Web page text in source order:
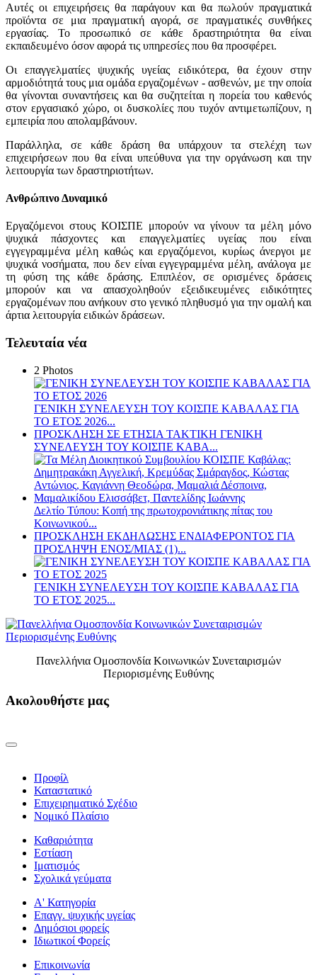
Αυτές οι επιχειρήσεις θα παράγουν και θα πωλούν πραγματικά
προϊόντα σε μια πραγματική αγορά, σε πραγματικές συνθήκες
εργασίας. Το προσωπικό σε κάθε δραστηριότητα θα είναι
εκπαιδευμένο όσον αφορά τις υπηρεσίες που θα προσφέρει.
Οι επαγγελματίες ψυχικής υγείας ειδικότερα, θα έχουν στην
αρμοδιότητά τους μια ομάδα εργαζομένων - ασθενών, με την οποία
θα γίνονται συναντήσεις και θα συζητείται η πορεία του καθενός
στον εργασιακό χώρο, οι δυσκολίες που τυχόν αντιμετωπίζουν, η
εμπειρία που απολαμβάνουν.
Παράλληλα, σε κάθε δράση θα υπάρχουν τα στελέχη των
επιχειρήσεων που θα είναι υπεύθυνα για την οργάνωση και την
λειτουργία των δραστηριοτήτων.
Ανθρώπινο Δυναμικό
Εργαζόμενοι στους ΚΟΙΣΠΕ μπορούν να γίνουν τα μέλη μόνο
ψυχικά πάσχοντες και επαγγελματίες υγείας που είναι
εγγεγραμμένα μέλη καθώς και εργαζόμενοι, κυρίως άνεργοι με
ψυχικά νοσήματα, που δεν είναι εγγεγραμμένα μέλη, ανάλογα με
τη φύση της κάθε δράσης. Επιπλέον, σε ορισμένες δράσεις
μπορούν και να απασχοληθούν εξειδικευμένες ειδικότητες
εργαζομένων που ανήκουν στο γενικό πληθυσμό για την ομαλή και
άρτια λειτουργία ειδικών δράσεων.
Τελευταία νέα
2 Photos
ΓΕΝΙΚΗ ΣΥΝΕΛΕΥΣΗ ΤΟΥ ΚΟΙΣΠΕ ΚΑΒΑΛΑΣ ΓΙΑ
ΤΟ ΕΤΟΣ 2026...
ΠΡΟΣΚΛΗΣΗ ΣΕ ΕΤΗΣΙΑ TAKTIKH ΓΕΝΙΚΗ
ΣΥΝΕΛΕΥΣΗ ΤΟΥ ΚΟΙΣΠΕ ΚΑΒΑ...
Δελτίο Τύπου: Κοπή της πρωτοχρονιάτικης πίτας του
Κοινωνικού...
ΠΡΟΣΚΛΗΣΗ ΕΚΔΗΛΩΣΗΣ ΕΝΔΙΑΦΕΡΟΝΤΟΣ ΓΙΑ
ΠΡΟΣΛΗΨΗ ΕΝOΣ/ΜΙΑΣ (1)...
ΓΕΝΙΚΗ ΣΥΝΕΛΕΥΣΗ ΤΟΥ ΚΟΙΣΠΕ ΚΑΒΑΛΑΣ ΓΙΑ
ΤΟ ΕΤΟΣ 2025...
Πανελλήνια Ομοσπονδία Κοινωνικών Συνεταιρισμών
Περιορισμένης Ευθύνης
Ακολουθήστε μας
Προφίλ
Καταστατικό
Επιχειρηματικό Σχέδιο
Νομικό Πλαίσιο
Καθαριότητα
Εστίαση
Ιματισμός
Σχολικά γεύματα
Α' Κατηγορία
Επαγγ. ψυχικής υγείας
Δημόσιοι φορείς
Ιδιωτικοί Φορείς
Επικοινωνία